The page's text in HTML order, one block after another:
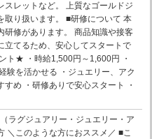
スレットなど。 上質なゴールドジ
取り扱います。 ■研修について 本
研修があります。 商品知識や接客
立てるため、安心してスタートで
ト★ ・時給1,500円～1,600円 ・
験を活かせる ・ジュエリー、アク
め ・研修ありで安心スタート ・
ラグジュアリー・ジュエリー・ア
＼このような方におススメ／ ■こ